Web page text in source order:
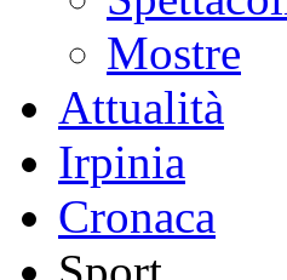
Mostre
Attualità
Irpinia
Cronaca